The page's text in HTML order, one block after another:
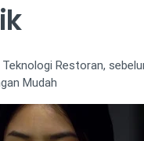
Restoran,
Mudah